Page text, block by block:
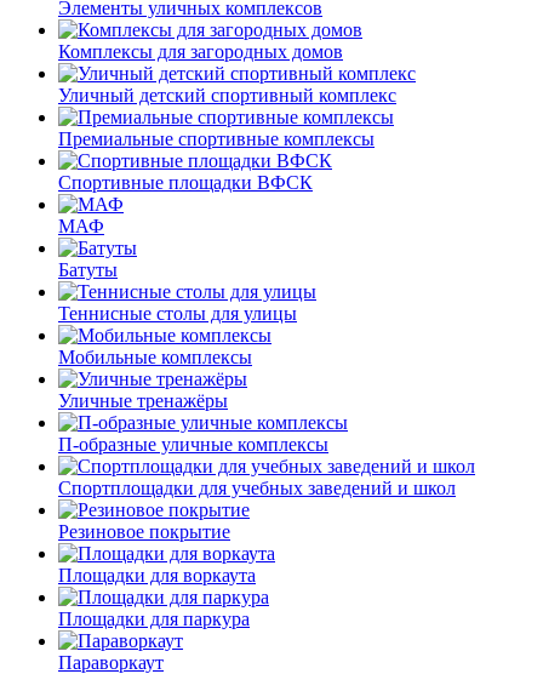
Элементы уличных комплексов
Комплексы для загородных домов
Уличный детский спортивный комплекс
Премиальные спортивные комплексы
Спортивные площадки ВФСК
МАФ
Батуты
Теннисные столы для улицы
Мобильные комплексы
Уличные тренажёры
П-образные уличные комплексы
Спортплощадки для учебных заведений и школ
Резиновое покрытие
Площадки для воркаута
Площадки для паркура
Параворкаут